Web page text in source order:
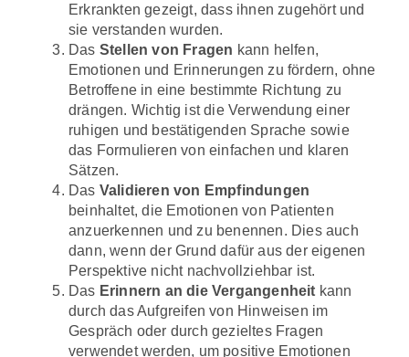
Erkrankten gezeigt, dass ihnen zugehört und
sie verstanden wurden.
Das Stellen von Fragen kann helfen,
Emotionen und Erinnerungen zu fördern, ohne
Betroffene in eine bestimmte Richtung zu
drängen. Wichtig ist die Verwendung einer
ruhigen und bestätigenden Sprache sowie
das Formulieren von einfachen und klaren
Sätzen.
Das Validieren von Empfindungen
beinhaltet, die Emotionen von Patienten
anzuerkennen und zu benennen. Dies auch
dann, wenn der Grund dafür aus der eigenen
Perspektive nicht nachvollziehbar ist.
Das Erinnern an die Vergangenheit kann
durch das Aufgreifen von Hinweisen im
Gespräch oder durch gezieltes Fragen
verwendet werden, um positive Emotionen